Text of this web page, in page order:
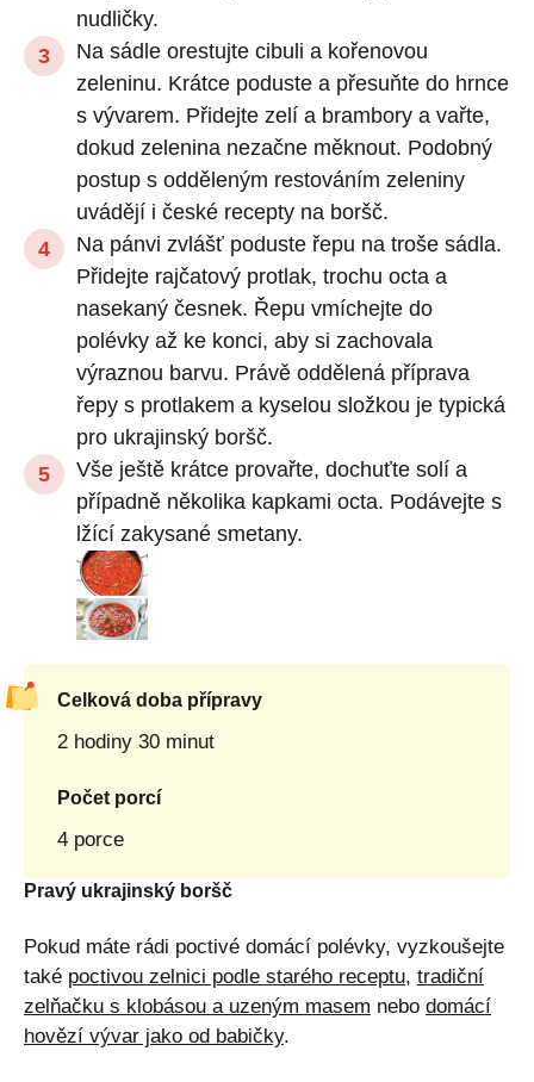
nudličky.
Na sádle orestujte cibuli a kořenovou
zeleninu. Krátce poduste a přesuňte do hrnce
s vývarem. Přidejte zelí a brambory a vařte,
dokud zelenina nezačne měknout. Podobný
postup s odděleným restováním zeleniny
uvádějí i české recepty na boršč.
Na pánvi zvlášť poduste řepu na troše sádla.
Přidejte rajčatový protlak, trochu octa a
nasekaný česnek. Řepu vmíchejte do
polévky až ke konci, aby si zachovala
výraznou barvu. Právě oddělená příprava
řepy s protlakem a kyselou složkou je typická
pro ukrajinský boršč.
Vše ještě krátce provařte, dochuťte solí a
případně několika kapkami octa. Podávejte s
lžící zakysané smetany.
Celková doba přípravy
2 hodiny 30 minut
Počet porcí
4 porce
Pravý ukrajinský boršč
Pokud máte rádi poctivé domácí polévky, vyzkoušejte
také poctivou zelnici podle starého receptu, tradiční
zelňačku s klobásou a uzeným masem nebo domácí
hovězí vývar jako od babičky.